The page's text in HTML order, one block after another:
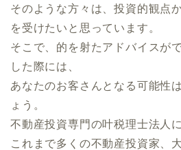
そのような方々は、投資的観点
を受けたいと思っています。
そこで、的を射たアドバイスが
した際には、
あなたのお客さんとなる可能性
ょう。
不動産投資専門の叶税理士法人に
これまで多くの不動産投資家、